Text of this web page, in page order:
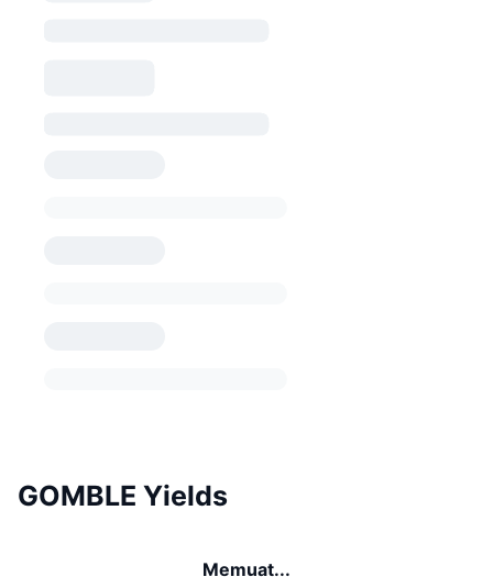
GOMBLE Yields
Memuat...